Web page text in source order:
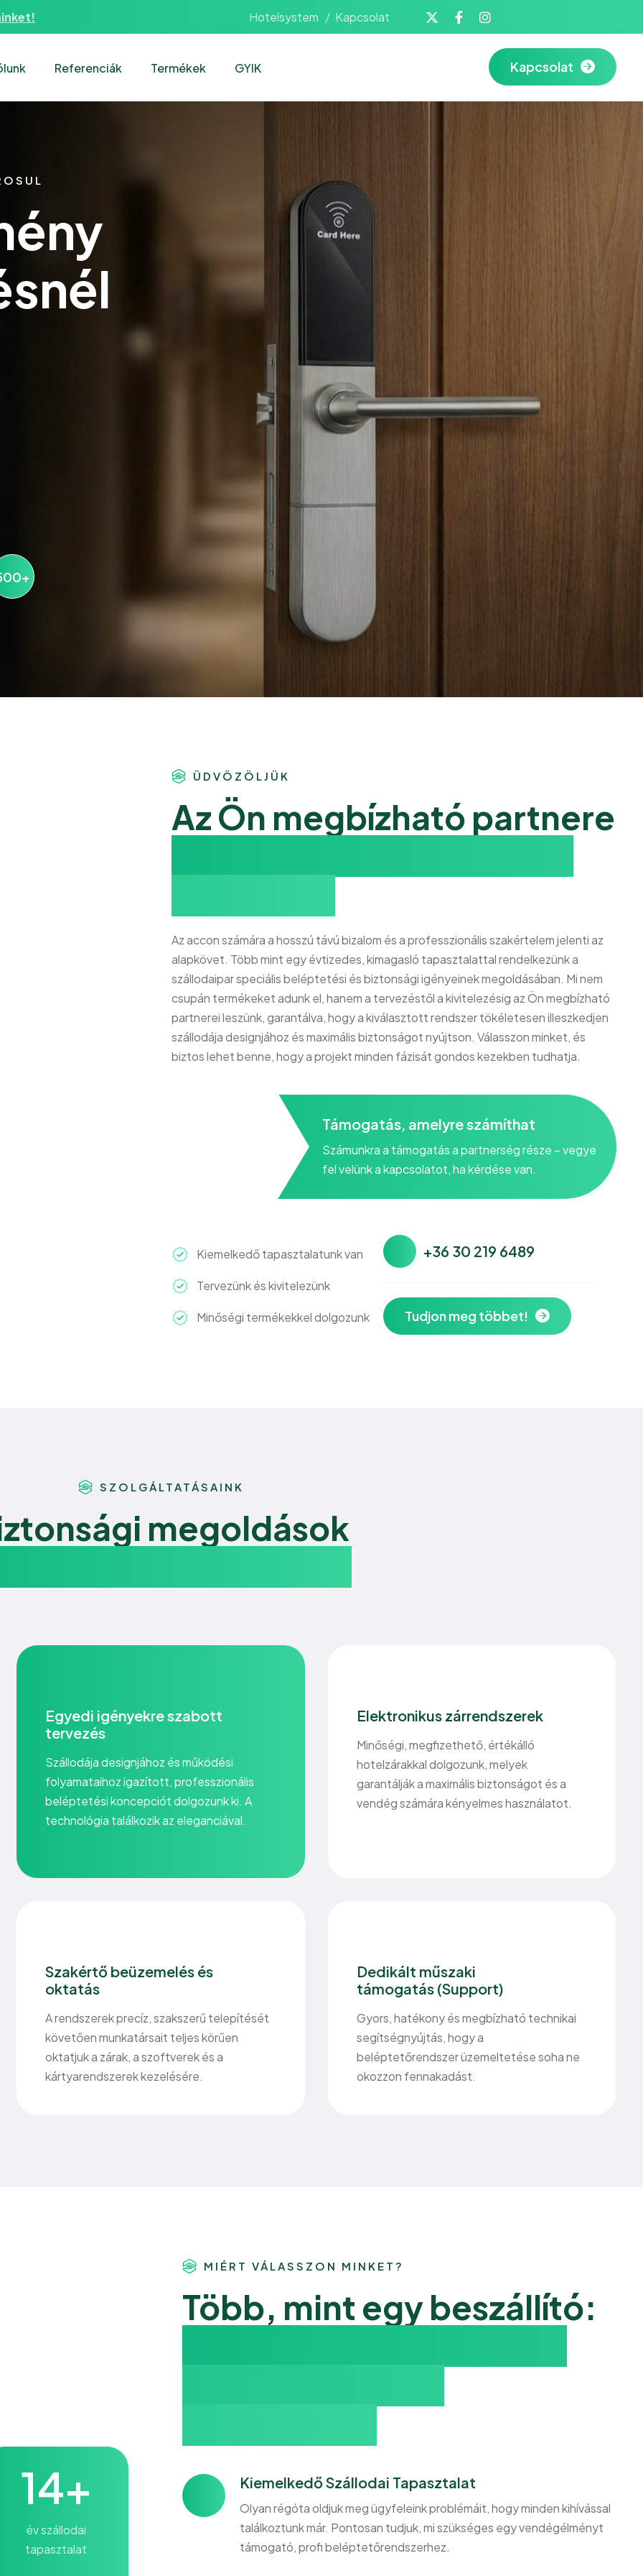
Hotelsystem Kapcsolat
Referenciák Termékek GYIK Kapcsolat
+
ÜDVÖZÖLJÜK
Az Ön megbízható partnere
Az accon számára a hosszú távú bizalom és a professzionális szakértelem jelenti az
alapkövet. Több mint egy évtizedes, kimagasló tapasztalattal rendelkezünk a
szállodaipar speciális beléptetési és biztonsági igényeinek megoldásában. Mi nem
csupán termékeket adunk el, hanem a tervezéstől a kivitelezésig az Ön megbízható
partnerei leszünk, garantálva, hogy a kiválasztott rendszer tökéletesen illeszkedjen
szállodája designjához és maximális biztonságot nyújtson. Válasszon minket, és
biztos lehet benne, hogy a projekt minden fázisát gondos kezekben tudhatja.
Támogatás, amelyre számíthat
Számunkra a támogatás a partnerség része – vegye
fel velünk a kapcsolatot, ha kérdése van.
Kiemelkedő tapasztalatunk van
Tervezünk és kivitelezünk
Minőségi termékekkel dolgozunk
+36 30 219 6489
Tudjon meg többet!
SZOLGÁLTATÁSAINK
megoldások
Egyedi igényekre szabott
tervezés
Szállodája designjához és működési
folyamataihoz igazított, professzionális
beléptetési koncepciót dolgozunk ki. A
technológia találkozik az eleganciával.
Elektronikus zárrendszerek
Minőségi, megfizethető, értékálló
hotelzárakkal dolgozunk, melyek
garantálják a maximális biztonságot és a
vendég számára kényelmes használatot.
Szakértő beüzemelés és
oktatás
A rendszerek precíz, szakszerű telepítését
követően munkatársait teljes körűen
oktatjuk a zárak, a szoftverek és a
kártyarendszerek kezelésére.
Dedikált műszaki
támogatás (Support)
Gyors, hatékony és megbízható technikai
segítségnyújtás, hogy a
beléptetőrendszer üzemeltetése soha ne
okozzon fennakadást.
24+
év szállodai
tapasztalat
MIÉRT VÁLASSZON MINKET?
Több, mint egy beszállító:
Kiemelkedő Szállodai Tapasztalat
Olyan régóta oldjuk meg ügyfeleink problémáit, hogy minden kihívással
találkoztunk már. Pontosan tudjuk, mi szükséges egy vendégélményt
támogató, profi beléptetőrendszerhez.